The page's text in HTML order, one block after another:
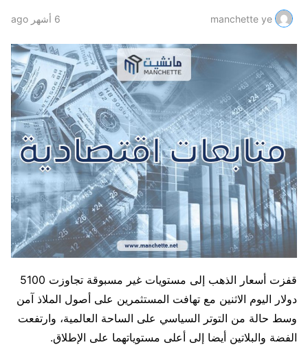
manchette ye 6 أشهر ago
قفزت أسعار الذهب إلى مستويات غير مسبوقة تجاوزت 5100
دولار اليوم الاثنين مع تهافت المستثمرين على أصول الملاذ آمن
وسط حالة من التوتر السياسي على الساحة العالمية، وارتفعت
الفضة والبلاتين أيضا إلى أعلى مستوياتهما على الإطلاق.